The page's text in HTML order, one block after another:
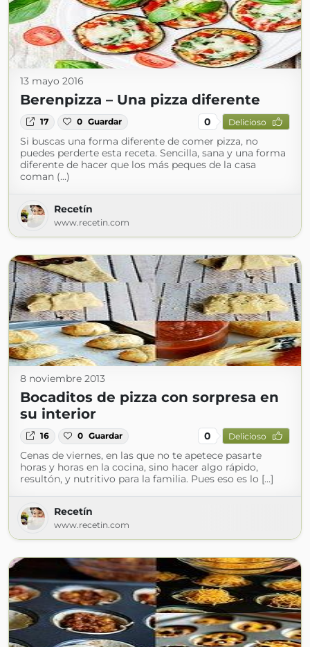
13 mayo 2016
Berenpizza – Una pizza diferente
17 0 Guardar 0 Delicioso
Si buscas una forma diferente de comer pizza, no
puedes perderte esta receta. Sencilla, sana y una forma
diferente de hacer que los más peques de la casa
coman (...)
Recetín
www.recetin.com
8 noviembre 2013
Bocaditos de pizza con sorpresa en
su interior
16 0 Guardar 0 Delicioso
Cenas de viernes, en las que no te apetece pasarte
horas y horas en la cocina, sino hacer algo rápido,
resultón, y nutritivo para la familia. Pues eso es lo […]
Recetín
www.recetin.com